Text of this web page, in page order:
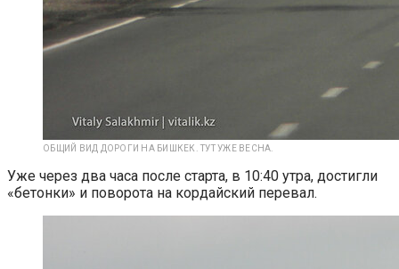
ОБЩИЙ ВИД ДОРОГИ НА БИШКЕК. ТУТ УЖЕ ВЕСНА.
Уже через два часа после старта, в 10:40 утра, достигли
«бетонки» и поворота на кордайский перевал.